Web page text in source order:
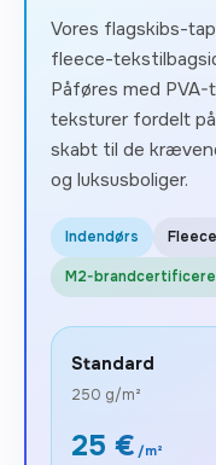
Vores flagskibs-
fleece-
Påføres med PVA-
teksturer fordelt
skabt til de
og luksusboliger.
Indendørs
M2-
Standard
250 g/m²
25 € /m²